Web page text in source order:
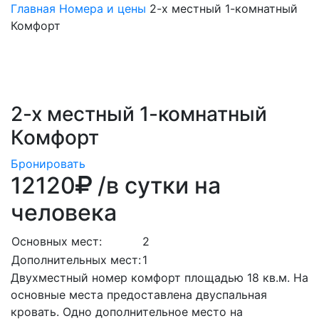
Главная Номера и цены 2-х местный 1-комнатный
Комфорт
2-х местный 1-комнатный
Комфорт
Бронировать
12120
/в сутки на
человека
Основных мест:
2
Дополнительных мест:1
Двухместный номер комфорт площадью 18 кв.м. На
основные места предоставлена двуспальная
кровать. Одно дополнительное место на